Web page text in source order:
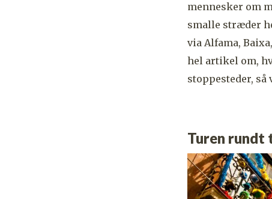
mennesker om
smalle stræder
via Alfama,
hel artikel om,
stoppesteder,
Turen rundt